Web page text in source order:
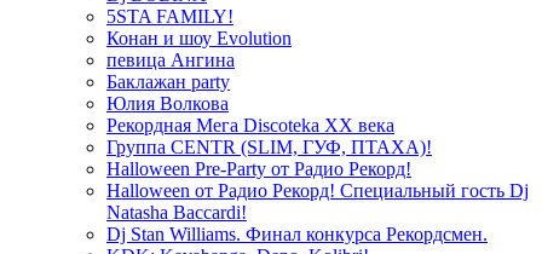
5STA FAMILY!
Конан и шоу Evolution
певица Ангина
Баклажан party
Юлия Волкова
Рекордная Мега Discoteka XX века
Группа CENTR (SLIM, ГУФ, ПТАХА)!
Halloween Pre-Party от Радио Рекорд!
Halloween от Радио Рекорд! Специальный гость Dj
Natasha Baccardi!
Dj Stan Williams. Финал конкурса Рекордсмен.